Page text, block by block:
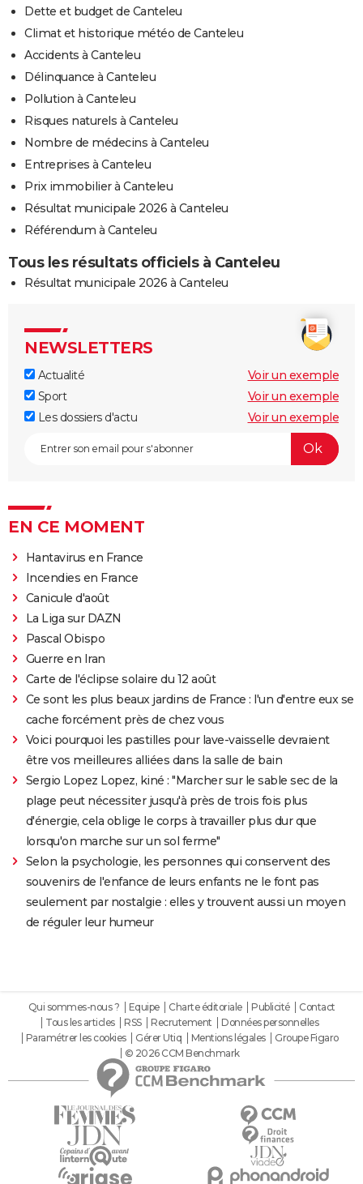
Dette et budget de Canteleu
Climat et historique météo de Canteleu
Accidents à Canteleu
Délinquance à Canteleu
Pollution à Canteleu
Risques naturels à Canteleu
Nombre de médecins à Canteleu
Entreprises à Canteleu
Prix immobilier à Canteleu
Résultat municipale 2026 à Canteleu
Référendum à Canteleu
Tous les résultats officiels à Canteleu
Résultat municipale 2026 à Canteleu
NEWSLETTERS
Actualité
Voir un exemple
Sport
Voir un exemple
Les dossiers d'actu
Voir un exemple
EN CE MOMENT
Hantavirus en France
Incendies en France
Canicule d'août
La Liga sur DAZN
Pascal Obispo
Guerre en Iran
Carte de l'éclipse solaire du 12 août
Ce sont les plus beaux jardins de France : l'un d'entre eux se
cache forcément près de chez vous
Voici pourquoi les pastilles pour lave-vaisselle devraient
être vos meilleures alliées dans la salle de bain
Sergio Lopez Lopez, kiné : "Marcher sur le sable sec de la
plage peut nécessiter jusqu'à près de trois fois plus
d'énergie, cela oblige le corps à travailler plus dur que
lorsqu'on marche sur un sol ferme"
Selon la psychologie, les personnes qui conservent des
souvenirs de l'enfance de leurs enfants ne le font pas
seulement par nostalgie : elles y trouvent aussi un moyen
de réguler leur humeur
Qui sommes-nous ? Equipe Charte éditoriale Publicité
Contact
Tous les articles
RSS Recrutement
Données personnelles
Paramétrer les cookies
Gérer Utiq Mentions légales
Groupe Figaro
© 2026 CCM Benchmark